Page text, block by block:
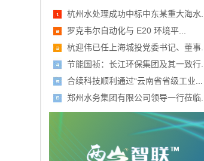
杭州水处理成功中标中东某重大海水...
罗克韦尔自动化与 E20 环境平...
杭迎伟已任上海城投党委书记、董事...
节能国祯：长江环保集团及其一致行...
合续科技顺利通过“云南省省级工业...
郑州水务集团有限公司领导一行莅临...